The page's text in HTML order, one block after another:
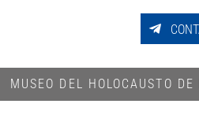
MUSEO DEL HOLOCAUSTO